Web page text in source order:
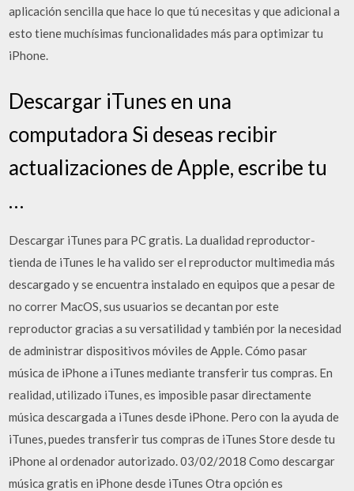
aplicación sencilla que hace lo que tú necesitas y que adicional a
esto tiene muchísimas funcionalidades más para optimizar tu
iPhone.
Descargar iTunes en una
computadora Si deseas recibir
actualizaciones de Apple, escribe tu
…
Descargar iTunes para PC gratis. La dualidad reproductor-
tienda de iTunes le ha valido ser el reproductor multimedia más
descargado y se encuentra instalado en equipos que a pesar de
no correr MacOS, sus usuarios se decantan por este
reproductor gracias a su versatilidad y también por la necesidad
de administrar dispositivos móviles de Apple. Cómo pasar
música de iPhone a iTunes mediante transferir tus compras. En
realidad, utilizado iTunes, es imposible pasar directamente
música descargada a iTunes desde iPhone. Pero con la ayuda de
iTunes, puedes transferir tus compras de iTunes Store desde tu
iPhone al ordenador autorizado. 03/02/2018 Como descargar
música gratis en iPhone desde iTunes Otra opción es